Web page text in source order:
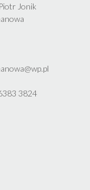
Jonik
3824